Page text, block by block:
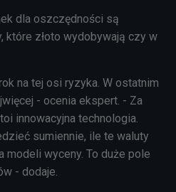
dla oszczędności są
które złoto wydobywają czy w
na tej osi ryzyka. W ostatnim
- ocenia ekspert. - Za
innowacyjna technologia.
sumiennie, ile te waluty
modeli wyceny. To duże pole
- dodaje.